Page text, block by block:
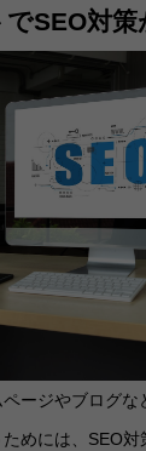
SEO対策
ージやブログ
めには、SEO